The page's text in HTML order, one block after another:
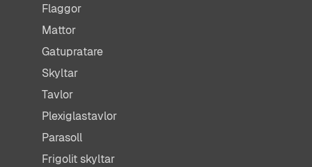
Flaggor
Mattor
Gatupratare
Skyltar
Tavlor
Plexiglastavlor
Parasoll
Frigolit skyltar